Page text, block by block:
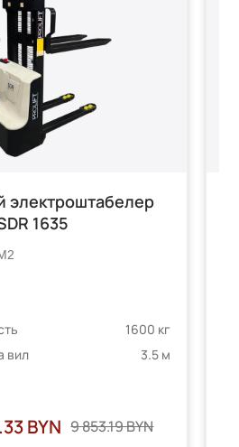
электроштабелер
1635
1600 кг
вил
3.5 м
BYN 9 853.19 BYN